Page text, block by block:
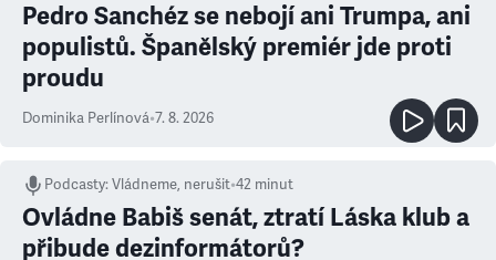
Pedro Sanchéz se nebojí ani Trumpa, ani
populistů. Španělský premiér jde proti
proudu
Dominika Perlínová•7. 8. 2026
Podcasty:Vládneme, nerušit•42 minut
Ovládne Babiš senát, ztratí Láska klub a
přibude dezinformátorů?